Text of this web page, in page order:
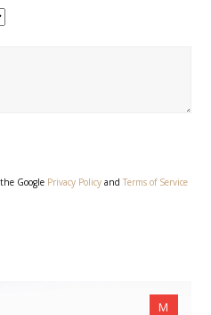
Google Privacy Policy andTerms of Service
M